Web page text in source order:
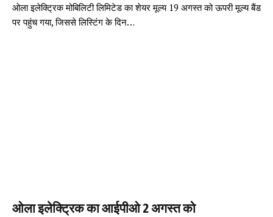
ओला इलेक्ट्रिक मोबिलिटी लिमिटेड का शेयर मूल्य 19 अगस्त को ऊपरी मूल्य बैंड
पर पहुंच गया, जिससे लिस्टिंग के दिन…
ओला इलेक्ट्रिक का आईपीओ 2 अगस्त को